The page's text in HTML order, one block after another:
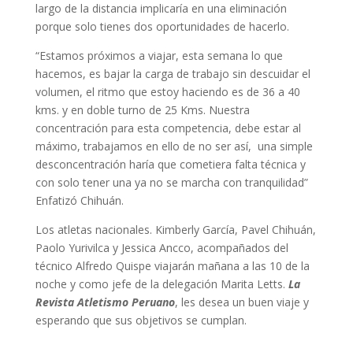
largo de la distancia implicaría en una eliminación
porque solo tienes dos oportunidades de hacerlo.
“Estamos próximos a viajar, esta semana lo que
hacemos, es bajar la carga de trabajo sin descuidar el
volumen, el ritmo que estoy haciendo es de 36 a 40
kms. y en doble turno de 25 Kms. Nuestra
concentración para esta competencia, debe estar al
máximo, trabajamos en ello de no ser así, una simple
desconcentración haría que cometiera falta técnica y
con solo tener una ya no se marcha con tranquilidad”
Enfatizó Chihuán.
Los atletas nacionales. Kimberly García, Pavel Chihuán,
Paolo Yurivilca y Jessica Ancco, acompañados del
técnico Alfredo Quispe viajarán mañana a las 10 de la
noche y como jefe de la delegación Marita Letts. La
Revista Atletismo Peruano, les desea un buen viaje y
esperando que sus objetivos se cumplan.